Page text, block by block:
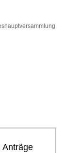
Anträge